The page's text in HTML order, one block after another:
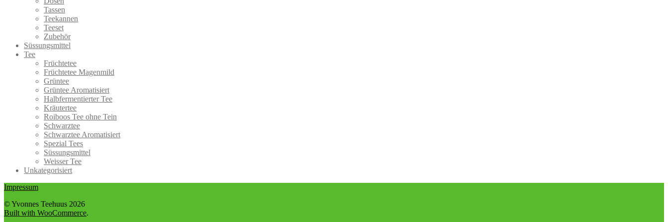
Tassen
Teekannen
Teeset
Zubehör
Süssungsmittel
Tee
Früchtetee
Früchtetee Magenmild
Grüntee
Grüntee Aromatisiert
Halbfermentierter Tee
Kräutertee
Roiboos Tee ohne Tein
Schwarztee
Schwarztee Aromatisiert
Spezial Tees
Süssungsmittel
Weisser Tee
Unkategorisiert
Impressum
© Yvonnes Teehuus 2026
Built with WooCommerce.